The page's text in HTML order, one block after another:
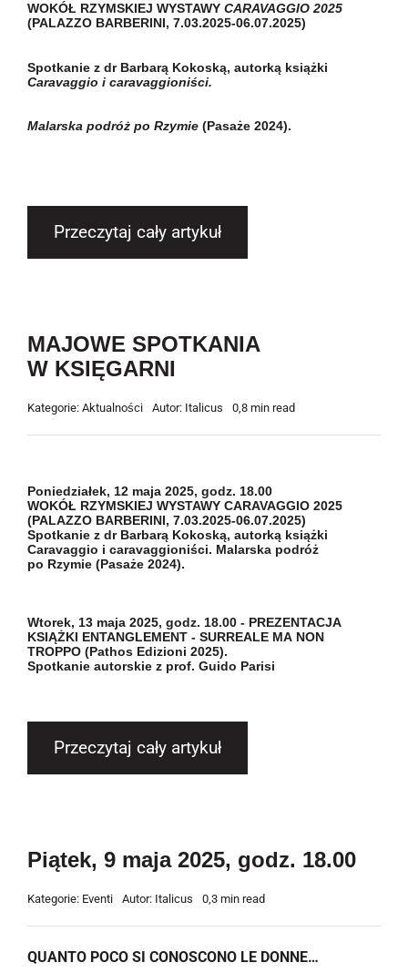
WOKÓŁ RZYMSKIEJ WYSTAWY CARAVAGGIO 2025
(PALAZZO BARBERINI, 7.03.2025-06.07.2025)
Spotkanie z dr Barbarą Kokoską, autorką książki
Caravaggio i caravaggioniści.
Malarska podróż po Rzymie(Pasaże 2024).
Przeczytaj cały artykuł
MAJOWE SPOTKANIA
W KSIĘGARNI
Kategorie: Aktualności Autor: Italicus 0,8 min read
Poniedziałek, 12 maja 2025, godz. 18.00
WOKÓŁ RZYMSKIEJ WYSTAWY CARAVAGGIO 2025
(PALAZZO BARBERINI, 7.03.2025-06.07.2025)
Spotkanie z dr Barbarą Kokoską, autorką książki
Caravaggio i caravaggioniści. Malarska podróż
po Rzymie (Pasaże 2024).
Wtorek, 13 maja 2025, godz. 18.00 - PREZENTACJA
KSIĄŻKI ENTANGLEMENT - SURREALE MA NON
TROPPO (Pathos Edizioni 2025).
Spotkanie autorskie z prof. Guido Parisi
Przeczytaj cały artykuł
Piątek, 9 maja 2025, godz. 18.00
Kategorie: Eventi Autor: Italicus 0,3 min read
QUANTO POCO SI CONOSCONO LE DONNE…